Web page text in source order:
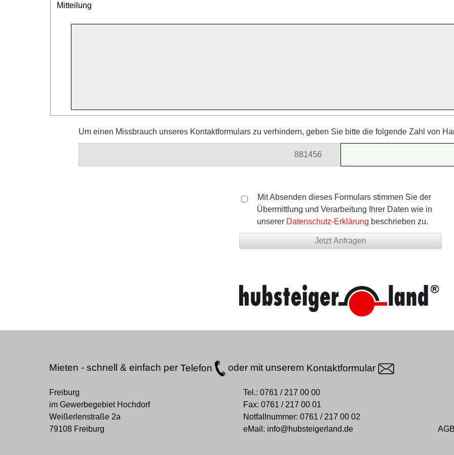
Mitteilung
Um einen Missbrauch unseres Kontaktformulars zu verhindern, geben Sie bitte die folgende Zahl von
881456
Mit Absenden dieses Formulars stimmen Sie der
Übermittlung und Verarbeitung Ihrer Daten wie in
unserer Datenschutz-Erklärung beschrieben zu.
Mieten - schnell & einfach per Telefon oder mit unserem Kontaktformular
Freiburg
im Gewerbegebiet Hochdorf
Weißerlenstraße 2a
79108 Freiburg
Tel.:0761 / 217 00 00
Fax:0761 / 217 00 01
Notfallnummer:0761 / 217 00 02
eMail: info@hubsteigerland.de